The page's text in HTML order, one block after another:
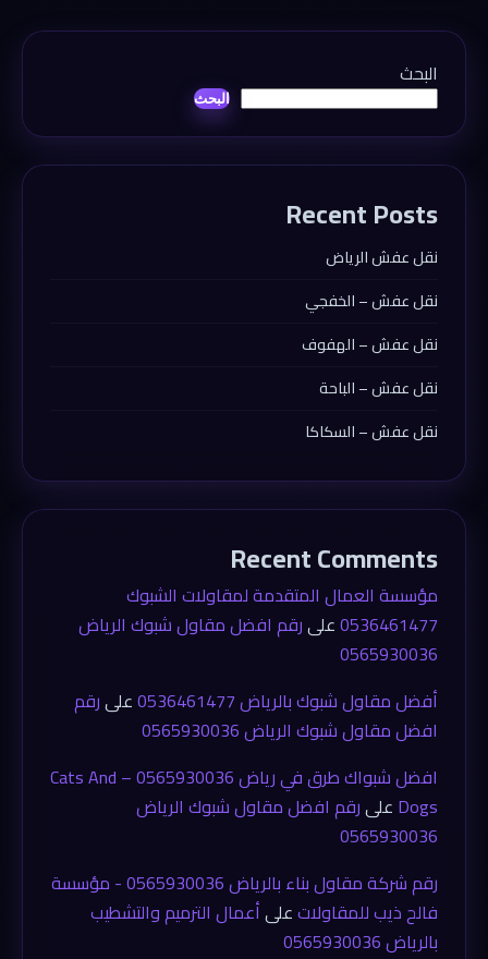
البحث
البحث
Recent Posts
نقل عفش الرياض
نقل عفش – الخفجي
نقل عفش – الهفوف
نقل عفش – الباحة
نقل عفش – السكاكا
Recent Comments
مؤسسة العمال المتقدمة لمقاولات الشبوك
0536461477علىرقم افضل مقاول شبوك الرياض
0565930036
أفضل مقاول شبوك بالرياض 0536461477
علىرقم
افضل مقاول شبوك الرياض 0565930036
افضل شبواك طرق في رياض 0565930036 – Cats And
Dogs علىرقم افضل مقاول شبوك الرياض
0565930036
رقم شركة مقاول بناء بالرياض 0565930036 - مؤسسة
فالح ذيب للمقاولاتعلىأعمال الترميم والتشطيب
بالرياض 0565930036